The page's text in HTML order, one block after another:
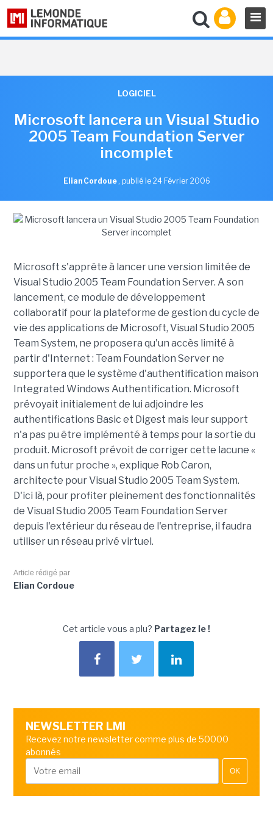
LOGICIEL
Microsoft lancera un Visual Studio
2005 Team Foundation Server
incomplet
Elian Cordoue , publié le 24 Février 2006
Microsoft s'apprête à lancer une version limitée de
Visual Studio 2005 Team Foundation Server. A son
lancement, ce module de développement
collaboratif pour la plateforme de gestion du cycle de
vie des applications de Microsoft, Visual Studio 2005
Team System, ne proposera qu'un accès limité à
partir d'Internet : Team Foundation Server ne
supportera que le système d'authentification maison
Integrated Windows Authentification. Microsoft
prévoyait initialement de lui adjoindre les
authentifications Basic et Digest mais leur support
n'a pas pu être implémenté à temps pour la sortie du
produit. Microsoft prévoit de corriger cette lacune «
dans un futur proche », explique Rob Caron,
architecte pour Visual Studio 2005 Team System.
D'ici là, pour profiter pleinement des fonctionnalités
de Visual Studio 2005 Team Foundation Server
depuis l'extérieur du réseau de l'entreprise, il faudra
utiliser un réseau privé virtuel.
Article rédigé par
Elian Cordoue
Cet article vous a plu? Partagez le !
NEWSLETTER LMI
Recevez notre newsletter comme plus de 50000
abonnés
OK